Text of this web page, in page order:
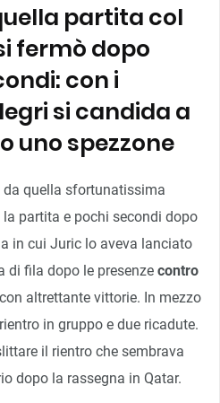
partita col
fermò dopo
con i
si candida a
uno spezzone
quella sfortunatissima
partita e pochi secondi dopo
in cui Juric lo aveva lanciato
di fila dopo le presenze contro
altrettante vittorie. In mezzo
in gruppo e due ricadute.
il rientro che sembrava
dopo la rassegna in Qatar.